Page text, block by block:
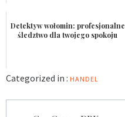
Detektyw wołomin: profesjonalne
śledztwo dla twojego spokoju
Categorized in : HANDEL